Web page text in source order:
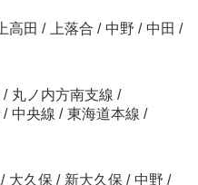
上高田 / 上落合 / 中野 / 中田 /
/ 丸ノ内方南支線 /
/ 中央線 / 東海道本線 /
/ 大久保 / 新大久保 / 中野 /